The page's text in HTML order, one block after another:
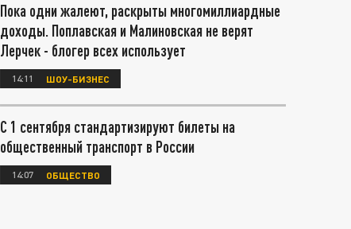
Пока одни жалеют, раскрыты многомиллиардные
доходы. Поплавская и Малиновская не верят
Лерчек - блогер всех использует
14:11 ШОУ-БИЗНЕС
С 1 сентября стандартизируют билеты на
общественный транспорт в России
14:07 ОБЩЕСТВО